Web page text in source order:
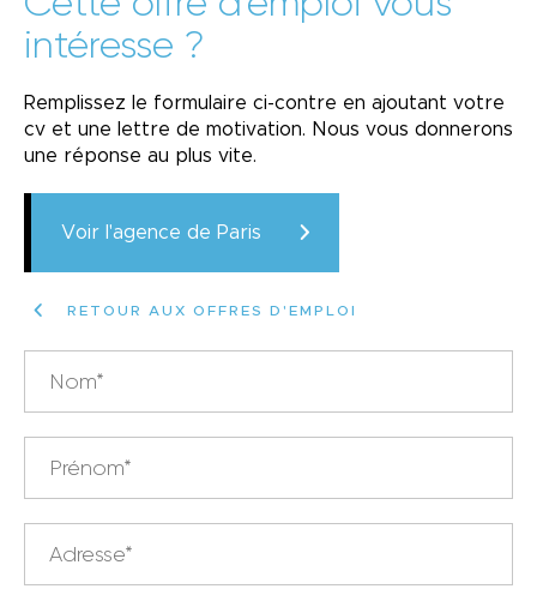
intéresse ?
Remplissez le formulaire ci-contre en ajoutant votre
cv et une lettre de motivation. Nous vous donnerons
une réponse au plus vite.
Voir l'agence de Paris
RETOUR AUX OFFRES D'EMPLOI